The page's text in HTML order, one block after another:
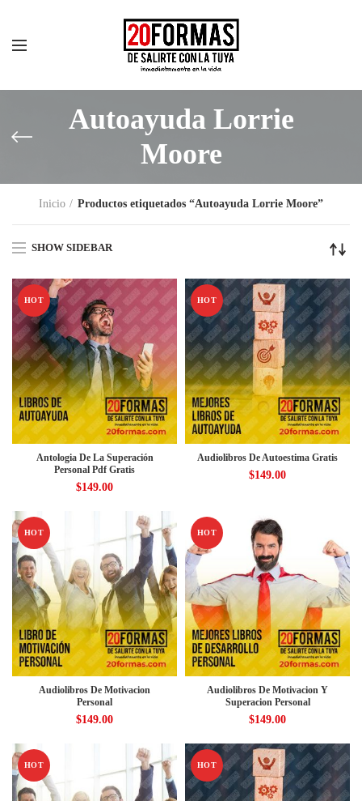
Autoayuda Lorrie
Moore
Inicio Productos etiquetados “Autoayuda Lorrie Moore”
SHOW SIDEBAR
HOT
Antologia De La Superación
Personal Pdf Gratis
$149.00
HOT
Audiolibros De Autoestima Gratis
$149.00
HOT
Audiolibros De Motivacion
Personal
$149.00
HOT
Audiolibros De Motivacion Y
Superacion Personal
$149.00
HOT HOT